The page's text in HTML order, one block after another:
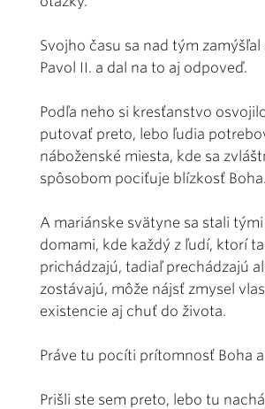
Svojho času sa nad tým zamýšľal
Pavol II. a dal na to aj odpoveď.
Podľa neho si kresťanstvo
putovať preto, lebo ľudia
náboženské miesta, kde sa
spôsobom pociťuje blízkosť Boha.
A mariánske svätyne sa stali
domami, kde každý z ľudí, ktorí
prichádzajú, tadiaľ prechádzajú
zostávajú, môže nájsť zmysel
existencie aj chuť do života.
Práve tu pocíti prítomnosť Boha
Prišli ste sem preto, lebo tu